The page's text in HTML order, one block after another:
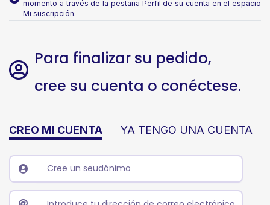
momento a través de la pestaña Perfil de su cuenta en el espacio
Mi suscripción.
Para finalizar su pedido,
cree su cuenta o conéctese.
CREO MI CUENTA YA TENGO UNA CUENTA